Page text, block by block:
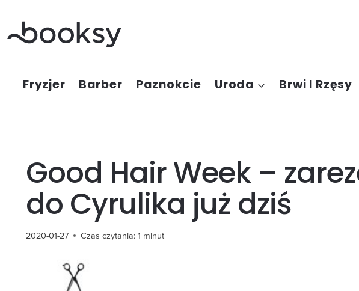
treści
Fryzjer Barber Paznokcie Uroda Brwi I Rzęsy
Good Hair Week –
do Cyrulika już dziś
2020-01-27 Czas czytania:1 minut